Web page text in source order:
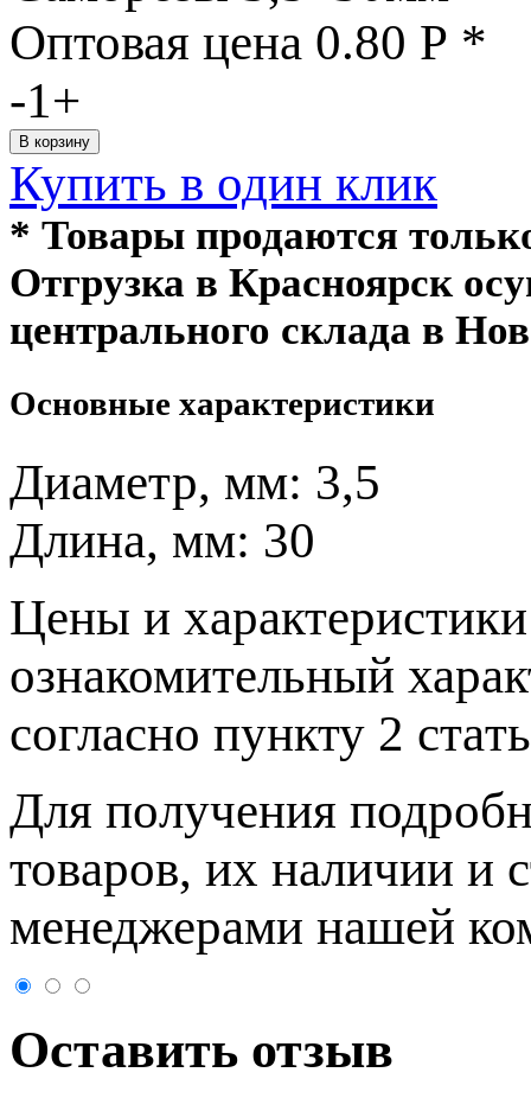
Оптовая цена 0.80 Р *
-1+
Купить в один клик
* Товары продаются
Отгрузка в Красноярск
центрального склада в
Основные характеристики
Диаметр, мм: 3,5
Длина, мм: 30
Цeны и
ознакомительный
согласно пункту 2
Для пoлучения
товaров, их нaличии и
менеджерами нашей
Оставить отзыв